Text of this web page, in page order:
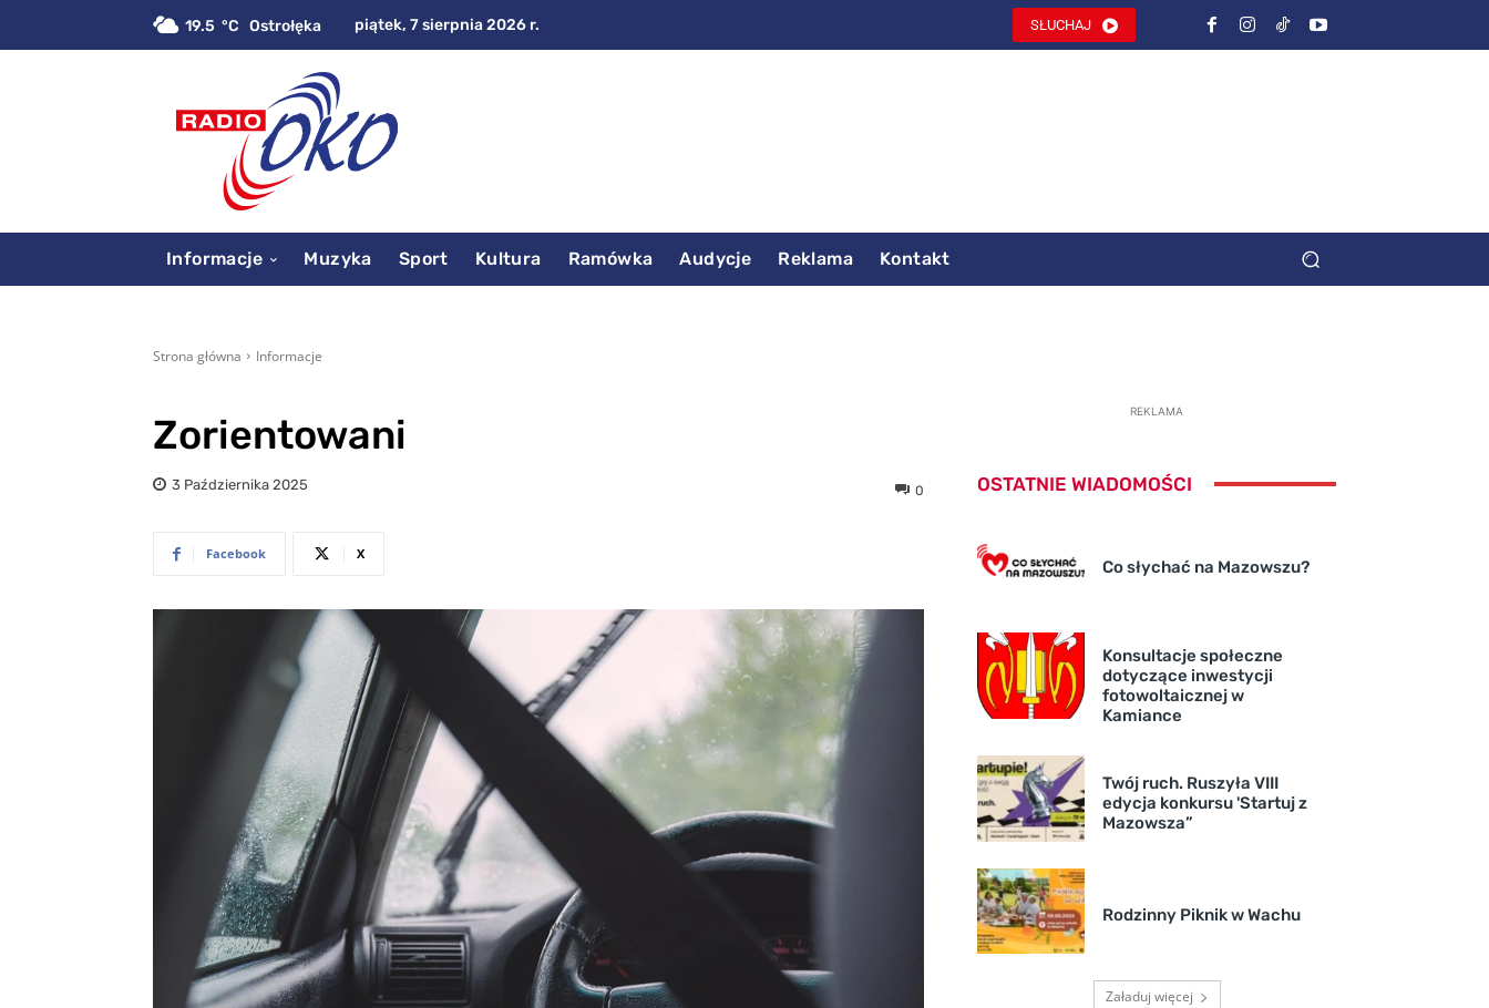
19.5 C Ostrołęka piątek, 7 sierpnia 2026 r. SŁUCHAJ
Informacje Muzyka Sport Kultura Ramówka Audycje Reklama Kontakt
Strona główna Informacje
Zorientowani
3 Października 2025 0
Facebook X
REKLAMA
OSTATNIE WIADOMOŚCI
Co słychać na Mazowszu?
Konsultacje społeczne
dotyczące inwestycji
fotowoltaicznej w
Kamiance
Twój ruch. Ruszyła VIII
edycja konkursu 'Startuj z
Mazowsza”
Rodzinny Piknik w Wachu
Załaduj więcej